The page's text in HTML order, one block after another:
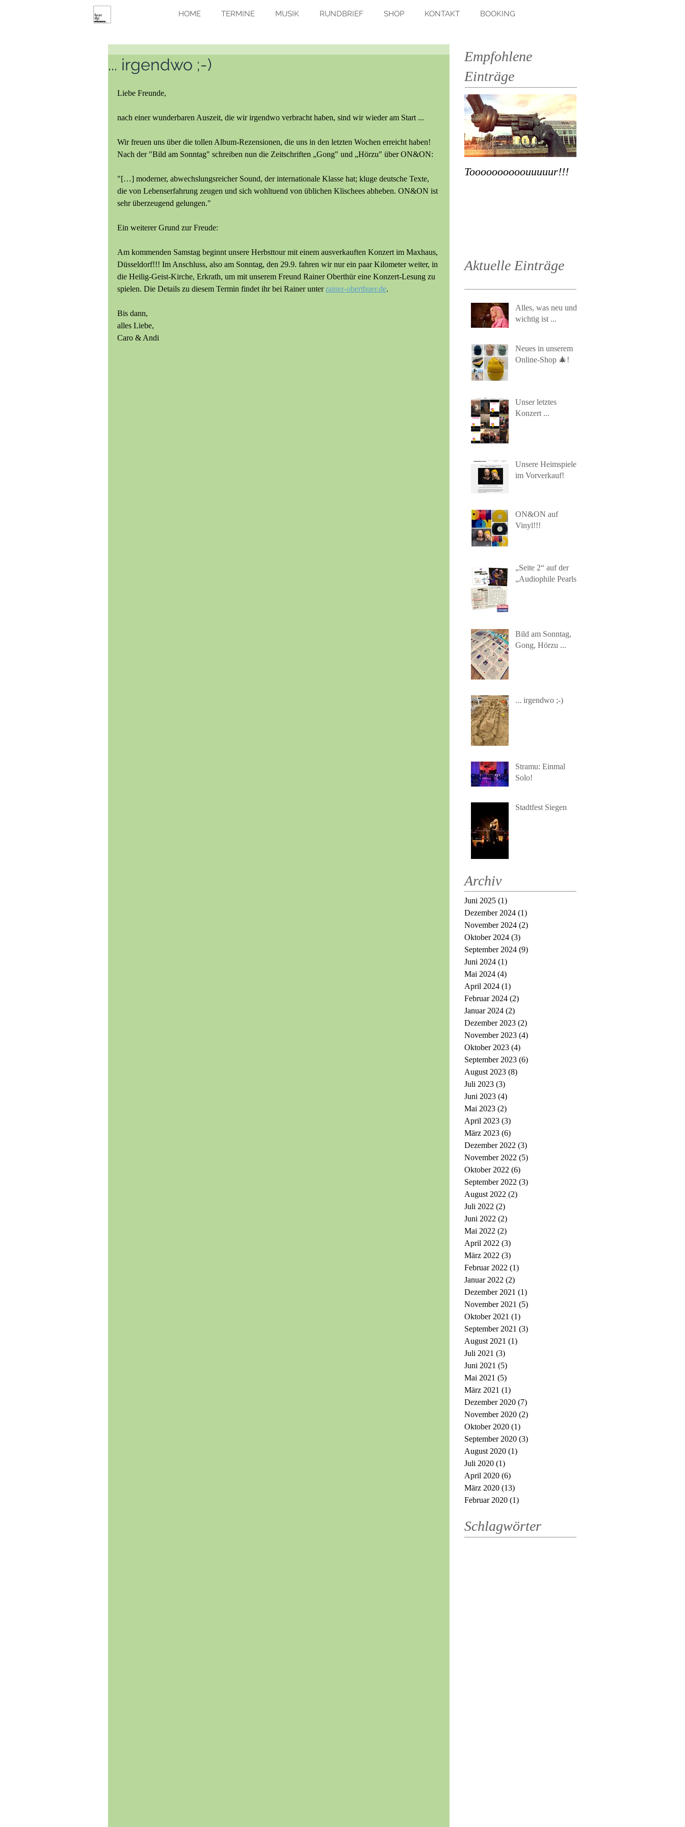
HOME TERMINE MUSIK RUNDBRIEF SHOP KONTAKT BOOKING
... irgendwo ;-)
Liebe Freunde,
nach einer wunderbaren Auszeit, die wir irgendwo verbracht haben, sind wir wieder am Start ...
Wir freuen uns über die tollen Album-Rezensionen, die uns in den letzten Wochen erreicht haben!
Nach der "Bild am Sonntag" schreiben nun die Zeitschriften „Gong" und „Hörzu" über ON&ON:
"[…] moderner, abwechslungsreicher Sound, der internationale Klasse hat; kluge deutsche Texte,
die von Lebenserfahrung zeugen und sich wohltuend von üblichen Klischees abheben. ON&ON ist
sehr überzeugend gelungen."
Ein weiterer Grund zur Freude:
Am kommenden Samstag beginnt unsere Herbsttour mit einem ausverkauften Konzert im Maxhaus,
Düsseldorf!!! Im Anschluss, also am Sonntag, den 29.9. fahren wir nur ein paar Kilometer weiter, in
die Heilig-Geist-Kirche, Erkrath, um mit unserem Freund Rainer Oberthür eine Konzert-Lesung zu
spielen. Die Details zu diesem Termin findet ihr bei Rainer unter rainer-oberthuer.de.
Bis dann,
alles Liebe,
Caro & Andi
Empfohlene
Einträge
Toooooooooouuuuur!!!
Aktuelle Einträge
Alles, was neu und
wichtig ist ...
Neues in unserem
Online-Shop 🎄!
Unser letztes
Konzert ...
Unsere Heimspiele
im Vorverkauf!
ON&ON auf
Vinyl!!!
„Seite 2“ auf der
„Audiophile Pearls“!
Bild am Sonntag,
Gong, Hörzu ...
... irgendwo ;-)
Stramu: Einmal
Solo!
Stadtfest Siegen
Archiv
Juni 2025 (1)
Dezember 2024 (1)
November 2024 (2)
Oktober 2024 (3)
September 2024 (9)
Juni 2024 (1)
Mai 2024 (4)
April 2024 (1)
Februar 2024 (2)
Januar 2024 (2)
Dezember 2023 (2)
November 2023 (4)
Oktober 2023 (4)
September 2023 (6)
August 2023 (8)
Juli 2023 (3)
Juni 2023 (4)
Mai 2023 (2)
April 2023 (3)
März 2023 (6)
Dezember 2022 (3)
November 2022 (5)
Oktober 2022 (6)
September 2022 (3)
August 2022 (2)
Juli 2022 (2)
Juni 2022 (2)
Mai 2022 (2)
April 2022 (3)
März 2022 (3)
Februar 2022 (1)
Januar 2022 (2)
Dezember 2021 (1)
November 2021 (5)
Oktober 2021 (1)
September 2021 (3)
August 2021 (1)
Juli 2021 (3)
Juni 2021 (5)
Mai 2021 (5)
März 2021 (1)
Dezember 2020 (7)
November 2020 (2)
Oktober 2020 (1)
September 2020 (3)
August 2020 (1)
Juli 2020 (1)
April 2020 (6)
März 2020 (13)
Februar 2020 (1)
Schlagwörter